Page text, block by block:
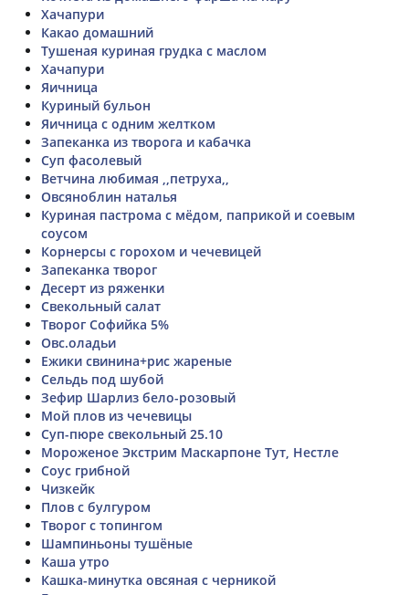
Хачапури
Какао домашний
Тушеная куриная грудка с маслом
Хачапури
Яичница
Куриный бульон
Яичница с одним желтком
Запеканка из творога и кабачка
Суп фасолевый
Ветчина любимая ,,петруха,,
Овсяноблин наталья
Куриная пастрома с мёдом, паприкой и соевым
соусом
Корнерсы с горохом и чечевицей
Запеканка творог
Десерт из ряженки
Свекольный салат
Творог Софийка 5%
Овс.оладьи
Ежики свинина+рис жареные
Сельдь под шубой
Зефир Шарлиз бело-розовый
Мой плов из чечевицы
Суп-пюре свекольный 25.10
Мороженое Экстрим Маскарпоне Тут, Нестле
Соус грибной
Чизкейк
Плов с булгуром
Творог с топингом
Шампиньоны тушёные
Каша утро
Кашка-минутка овсяная с черникой